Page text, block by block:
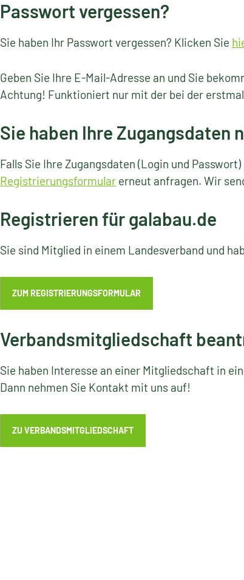
Passwort vergessen?
Sie haben Ihr Passwort vergessen? Klicken Sie
Geben Sie Ihre E-Mail-Adresse an und Sie
Achtung! Funktioniert nur mit der bei der
Sie haben Ihre Zugangsdaten
Falls Sie Ihre Zugangsdaten (Login und
Registrierungsformular erneut anfragen. Wir
Registrieren für galabau.de
Sie sind Mitglied in einem Landesverband und
ZUM REGISTRIERUNGSFORMULAR
Verbandsmitgliedschaft
Sie haben Interesse an einer Mitgliedschaft in
Dann nehmen Sie Kontakt mit uns auf!
ZU VERBANDSMITGLIEDSCHAFT